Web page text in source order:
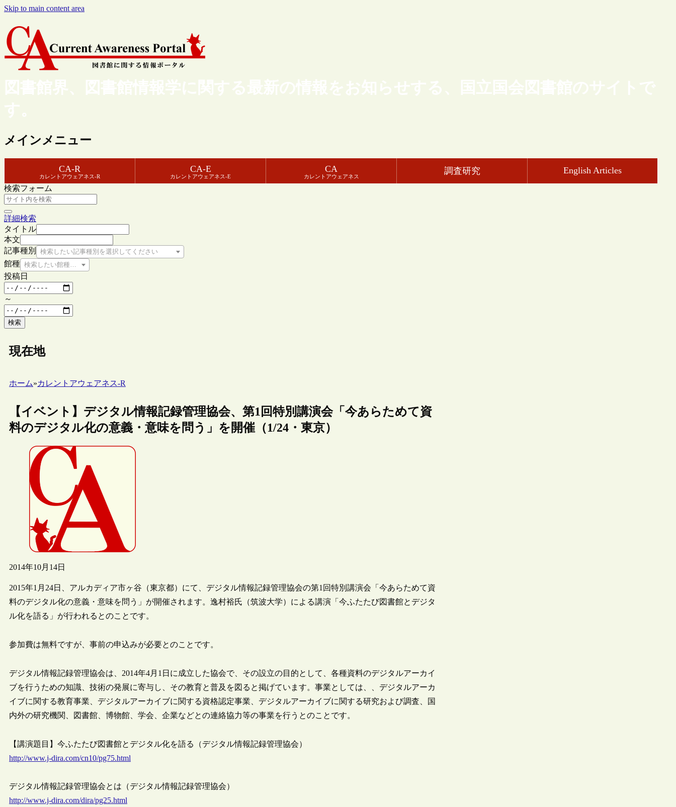
Skip to main content area
図書館界、図書館情報学に関する最新の情報をお知らせする、国立国会図書館のサイトで
す。
メインメニュー
CA-R
カレントアウェアネス-R
CA-E
カレントアウェアネス-E
CA
カレントアウェアネス
調査研究 English Articles
検索フォーム
詳細検索
タイトル
本文
記事種別
検索したい記事種別を選択してください
館種 検索したい館種を選択してください
投稿日
～
検索
現在地
ホーム»カレントアウェアネス-R
【イベント】デジタル情報記録管理協会、第1回特別講演会「今あらためて資
料のデジタル化の意義・意味を問う」を開催（1/24・東京）
2014年10月14日
2015年1月24日、アルカディア市ヶ谷（東京都）にて、デジタル情報記録管理協会の第1回特別講演会「今あらためて資
料のデジタル化の意義・意味を問う」が開催されます。逸村裕氏（筑波大学）による講演「今ふたたび図書館とデジタ
ル化を語る」が行われるとのことです。
参加費は無料ですが、事前の申込みが必要とのことです。
デジタル情報記録管理協会は、2014年4月1日に成立した協会で、その設立の目的として、各種資料のデジタルアーカイ
ブを行うための知識、技術の発展に寄与し、その教育と普及を図ると掲げています。事業としては、、デジタルアーカ
イブに関する教育事業、デジタルアーカイブに関する資格認定事業、デジタルアーカイブに関する研究および調査、国
内外の研究機関、図書館、博物館、学会、企業などとの連絡協力等の事業を行うとのことです。
【講演題目】今ふたたび図書館とデジタル化を語る（デジタル情報記録管理協会）
http://www.j-dira.com/cn10/pg75.html
デジタル情報記録管理協会とは（デジタル情報記録管理協会）
http://www.j-dira.com/dira/pg25.html